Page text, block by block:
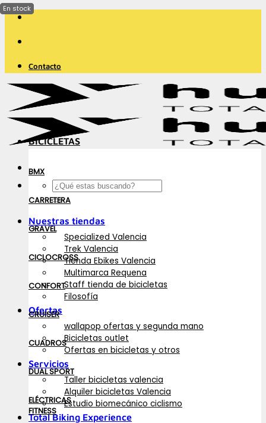
Saltar
contenido
Contacto
Buscar
por:
Nuestras tiendas
Specialized Valencia
Trek Valencia
Tienda Ebikes Valencia
Multimarca Requena
Staff tienda de bicicletas
Filosofía
Ofertas
wallapop ofertas y segunda mano
Bicicletas outlet
Ofertas en bicicletas y otros
Servicios
Taller bicicletas valencia
Alquiler bicicletas Valencia
Estudio biomecánico ciclismo
Total Biking Experience
BICICLETAS
BMX
CARRETERA
GRAVEL
CICLOCROSS
CONFORT
CRUISER
CUADROS
DUAL SPORT
ELÉCTRICAS
FITNESS